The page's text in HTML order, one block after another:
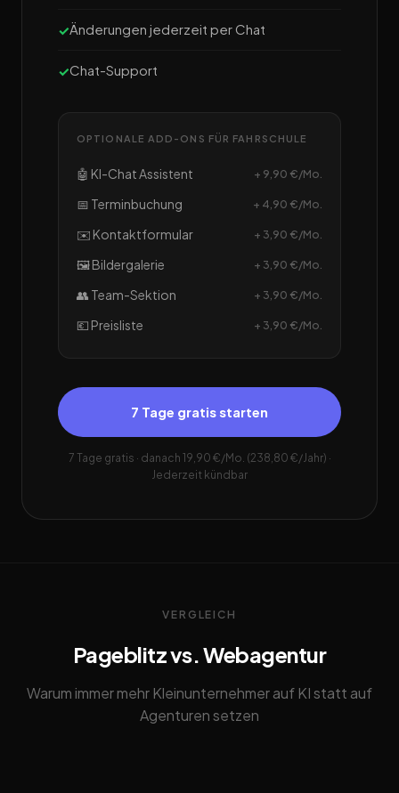
Änderungen jederzeit per Chat
Chat-Support
OPTIONALE ADD-ONS FÜR FAHRSCHULE
🤖 KI-Chat Assistent + 9,90 €/Mo.
📅 Terminbuchung + 4,90 €/Mo.
✉️ Kontaktformular + 3,90 €/Mo.
🖼️ Bildergalerie + 3,90 €/Mo.
👥 Team-Sektion + 3,90 €/Mo.
💶 Preisliste + 3,90 €/Mo.
7 Tage gratis starten
7 Tage gratis · danach 19,90 €/Mo. (238,80 €/Jahr) ·
Jederzeit kündbar
VERGLEICH
Pageblitz vs. Webagentur
Warum immer mehr Kleinunternehmer auf KI statt auf
Agenturen setzen